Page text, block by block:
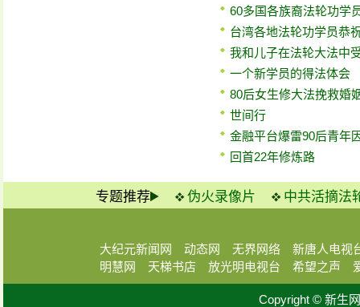
60多国各族裔法轮功学
台湾各地法轮功学员恭
我和儿子在法轮大法中
一个新学员的得法体会
80后女生修大法挽救婚
世间行
金融平台爆雷90后青年
回首22年修炼路
专题推荐 伪火录像片 中共活摘法
大纪元新闻网 动态网 无界网络
新唐人电视
明慧网
天梯书店 放光明电视台 希望之声
Copyright © 新生